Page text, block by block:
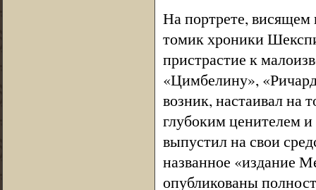
На портрете, висящем
томик хроники
пристрастие к
«Цимбелину»,
возник, настаивал на
глубоким ценителем
выпустил на свои
названное «издание
опубликованы